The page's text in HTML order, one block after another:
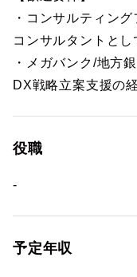
・コンサルティン
コンサルタントと
・メガバンク/地方
DX戦略立案支援の
役職
-
予定年収